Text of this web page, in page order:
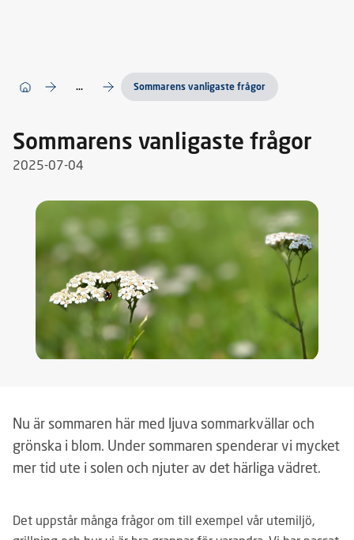
... Sommarens vanligaste frågor
Sommarens vanligaste frågor
2025-07-04
Nu är sommaren här med ljuva sommarkvällar och
grönska i blom. Under sommaren spenderar vi mycket
mer tid ute i solen och njuter av det härliga vädret.
Det uppstår många frågor om till exempel vår utemiljö,